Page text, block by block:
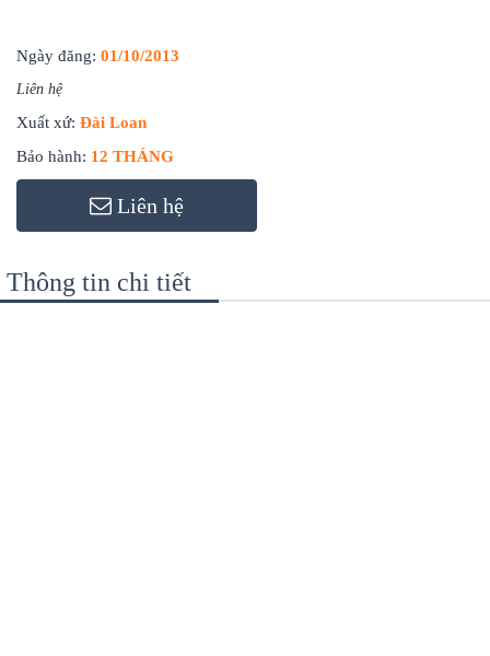
Ngày đăng: 01/10/2013
Liên hệ
Xuất xứ: Đài Loan
Bảo hành: 12 THÁNG
Liên hệ
Thông tin chi tiết